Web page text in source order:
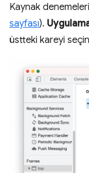
Kaynak
sayfası).
üstteki kareyi